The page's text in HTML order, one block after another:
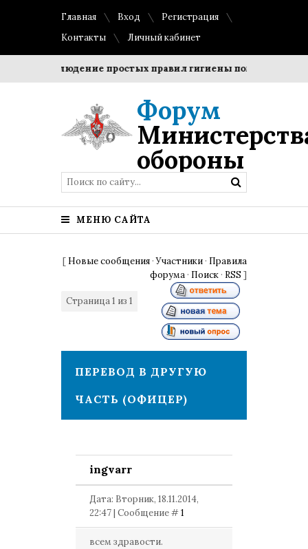
Главная Вход
Регистрация
Контакты
Личный кабинет
Соблюдение простых правил гигиены помогает
Форум
обороны
МЕНЮ САЙТА
[ Новые сообщения ·Участники · Правила
форума · Поиск · RSS ]
Страница1 из 1
ПЕРЕВОД В ДРУГУЮ
ЧАСТЬ (ОФИЦЕР)
ingvarr
Дата: Вторник, 18.11.2014,
22:47 | Сообщение #1
всем здравости.